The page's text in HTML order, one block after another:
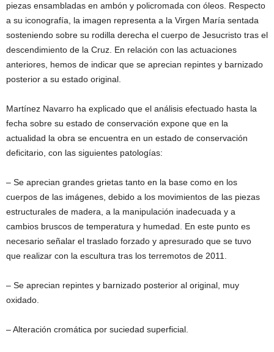
piezas ensambladas en ambón y policromada con óleos. Respecto
a su iconografía, la imagen representa a la Virgen María sentada
sosteniendo sobre su rodilla derecha el cuerpo de Jesucristo tras el
descendimiento de la Cruz. En relación con las actuaciones
anteriores, hemos de indicar que se aprecian repintes y barnizado
posterior a su estado original.
Martínez Navarro ha explicado que el análisis efectuado hasta la
fecha sobre su estado de conservación expone que en la
actualidad la obra se encuentra en un estado de conservación
deficitario, con las siguientes patologías:
– Se aprecian grandes grietas tanto en la base como en los
cuerpos de las imágenes, debido a los movimientos de las piezas
estructurales de madera, a la manipulación inadecuada y a
cambios bruscos de temperatura y humedad. En este punto es
necesario señalar el traslado forzado y apresurado que se tuvo
que realizar con la escultura tras los terremotos de 2011.
– Se aprecian repintes y barnizado posterior al original, muy
oxidado.
– Alteración cromática por suciedad superficial.